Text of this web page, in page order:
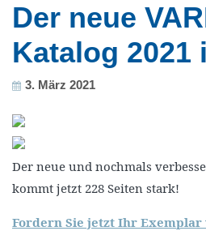
Der neue
Katalog 2021
3. März 2021
Der neue und nochmals
kommt jetzt 228 Seiten stark!
Fordern Sie jetzt Ihr Exemplar